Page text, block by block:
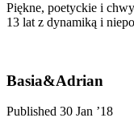
Piękne, poetyckie i
13 lat z dynamiką i
Basia&Adrian
Published 30 Jan ’18